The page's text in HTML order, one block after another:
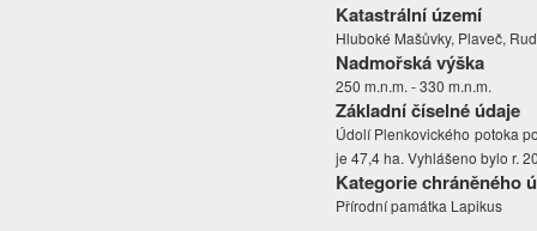
Katastrální území
Hluboké Mašůvky, Plaveč,
Nadmořská výška
250 m.n.m. - 330 m.n.m.
Základní číselné údaje
Údolí Plenkovického potoka
je 47,4 ha. Vyhlášeno bylo r.
Kategorie chráněného
Přírodní památka Lapikus